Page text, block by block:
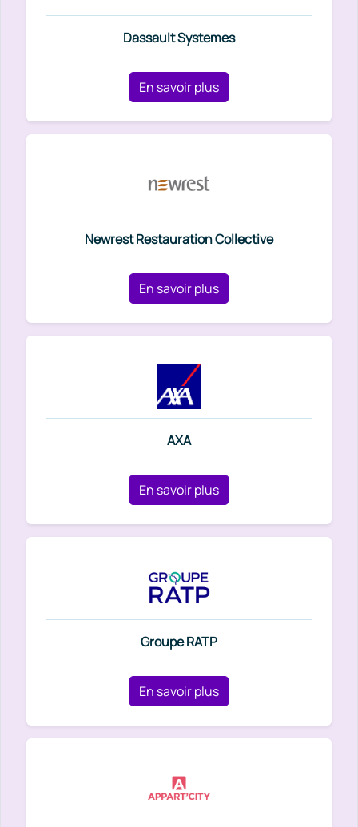
Dassault Systemes
En savoir plus
Newrest Restauration Collective
En savoir plus
AXA
En savoir plus
Groupe RATP
En savoir plus